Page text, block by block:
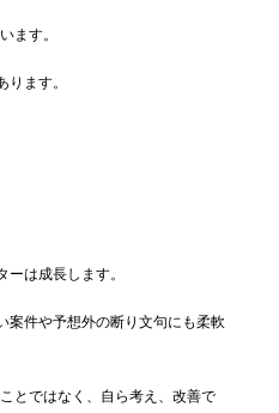
ます。
ます。
は成長します。
案件や予想外の断り文句にも柔軟
とではなく、自ら考え、改善で